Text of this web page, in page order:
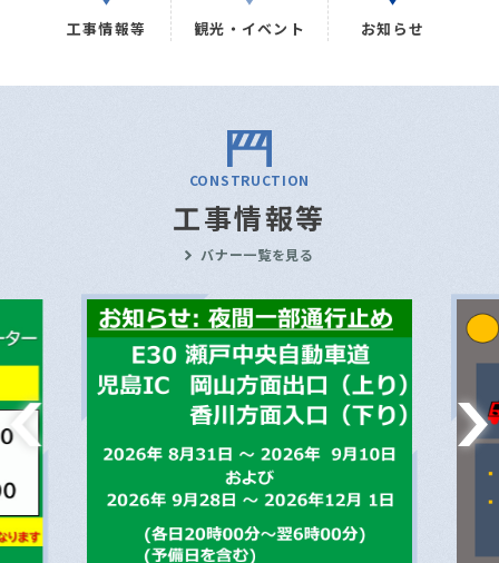
工事情報等 観光・イベント お知らせ
CONSTRUCTION
工事情報等
バナー一覧を見る